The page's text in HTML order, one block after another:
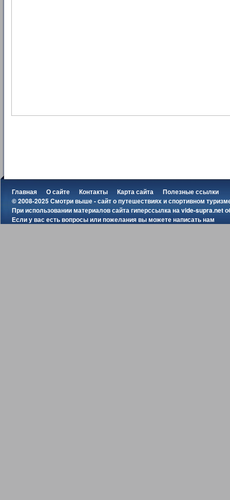
Главная О сайте Контакты Карта сайта
Полезные ссылки
© 2008-2025 Смотри выше - сайт о путешествиях и спортивном
При использовании материалов сайта гиперссылка наvide-supra.net
Если у вас есть вопросы или пожелания вы можетенаписать нам